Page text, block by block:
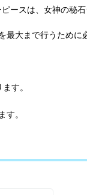
ースは、女神の秘
大まで行うために
す。
す。